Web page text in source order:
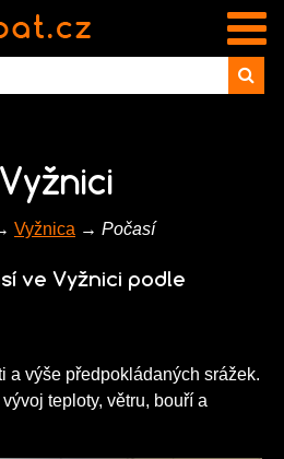
Vyžnica → Počasí
ve Vyžnici podle
a výše předpokládaných srážek.
teploty, větru, bouří a